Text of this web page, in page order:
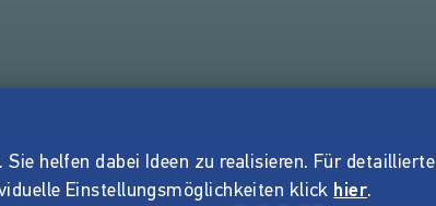
helfen dabei Ideen zu realisieren. Für detaillierte
Einstellungsmöglichkeiten klick hier.